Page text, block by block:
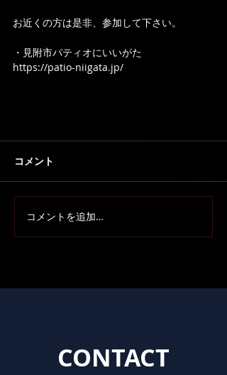
お近くの方は是非、参加して下さい。
・見附市パティオにいいがた
https://patio-niigata.jp/
コメント
コメントを追加…
CONTACT